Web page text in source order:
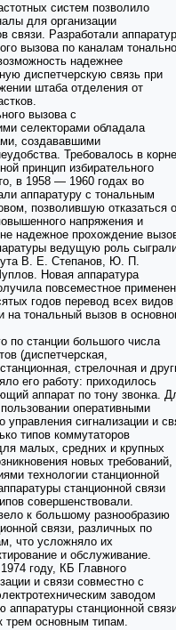
систем позволило
для организации
связи. Разработали
вызова по каналам
надежнее
диспетчерскую связь при
штаба отделения от
вызова с
селекторами обладала
создававшими
Требовалось в корне
принцип избирательного
в 1958 — 1960 годах во
аппаратуру с тональным
позволившую отказаться
напряжения и
надежное прохождение
ведущую роль
В. Е. Степанов, Ю. П.
Новая аппаратура
повсеместное
годов перевод всех видов
на тональный вызов в
по станции большого числа
(диспетчерская,
стрелочная и
его работу: приходилось
аппарат по тону звонка.
оперативными
управления сигнализации и
типов коммутаторов
малых, средних и крупных
новых требований,
технологии станционной
станционной связи
совершенствовали.
к большому разнообразию
связи, различных по
что усложняло их
и обслуживание.
году, КБ Главного
и связи совместно с
заводом
аппаратуры станционной
трем основным типам.